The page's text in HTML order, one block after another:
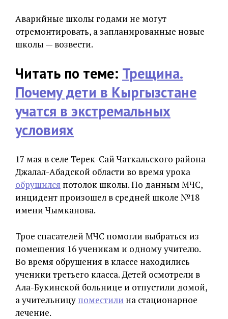
Аварийные школы годами не могут
отремонтировать, а запланированные новые
школы — возвести.
Читать по теме: Трещина.
Почему дети в Кыргызстане
учатся в экстремальных
условиях
17 мая в селе Терек-Сай Чаткальского района
Джалал-Абадской области во время урока
обрушился потолок школы. По данным МЧС,
инцидент произошел в средней школе №18
имени Чымканова.
Трое спасателей МЧС помогли выбраться из
помещения 16 ученикам и одному учителю.
Во время обрушения в классе находились
ученики третьего класса. Детей осмотрели в
Ала-Букинской больнице и отпустили домой,
а учительницу поместили на стационарное
лечение.